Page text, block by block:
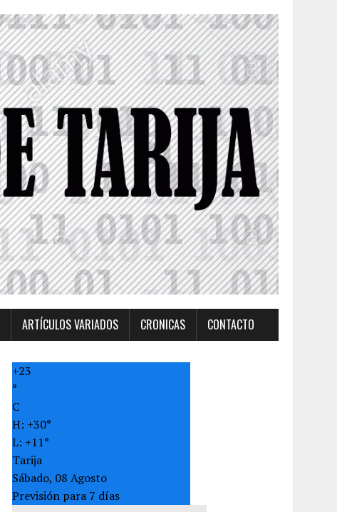
ARTÍCULOS VARIADOS CRONICAS CONTACTO
+23
°
C
H: +30°
L: +11°
Tarija
Sábado, 08 Agosto
Previsión para 7 días